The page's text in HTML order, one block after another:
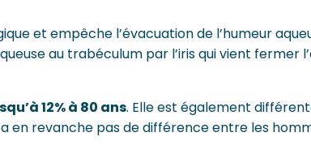
et empêche l’évacuation de l’humeur
au trabéculum par l’iris qui vient fermer
12% à 80 ans. Elle est également
en revanche pas de différence entre les